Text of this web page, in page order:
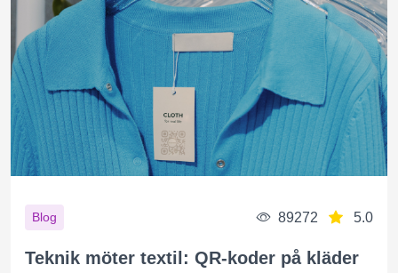
Blog 89272 5.0
Teknik möter textil: QR-koder på kläder